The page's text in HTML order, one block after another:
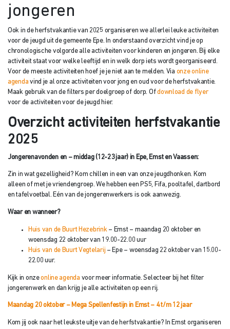
jongeren
Ook in de herfstvakantie van 2025 organiseren we allerlei leuke activiteiten
voor de jeugd uit de gemeente Epe. In onderstaand overzicht vind je op
chronologische volgorde alle activiteiten voor kinderen en jongeren. Bij elke
activiteit staat voor welke leeftijd en in welk dorp iets wordt georganiseerd.
Voor de meeste activiteiten hoef je je niet aan te melden. Via onze online
agenda vind je al onze activiteiten voor jong en oud voor de herfstvakantie.
Maak gebruik van de filters per doelgroep of dorp. Ofdownload de flyer
voor de activiteiten voor de jeugd hier.
Overzicht activiteiten herfstvakantie
2025
Jongerenavonden en – middag (12-23 jaar) in Epe, Emst en Vaassen:
Zin in wat gezelligheid? Kom chillen in een van onze jeugdhonken. Kom
alleen of met je vriendengroep. We hebben een PS5, Fifa, pooltafel, dartbord
en tafelvoetbal. Eén van de jongerenwerkers is ook aanwezig.
Waar en wanneer?
Huis van de Buurt Hezebrink– Emst – maandag 20 oktober en
woensdag 22 oktober van 19.00-22.00 uur
Huis van de Buurt Vegtelarij – Epe – woensdag 22 oktober van 15.00-
22.00 uur.
Kijk in onzeonline agenda voor meer informatie. Selecteer bij het filter
jongerenwerk en dan krijg je alle activiteiten op een rij.
Maandag 20 oktober – Mega Spellenfestijn in Emst – 4 t/m 12 jaar
Kom jij ook naar het leukste uitje van de herfstvakantie? In Emst organiseren